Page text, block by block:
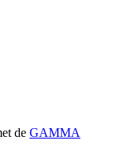
de GAMMA